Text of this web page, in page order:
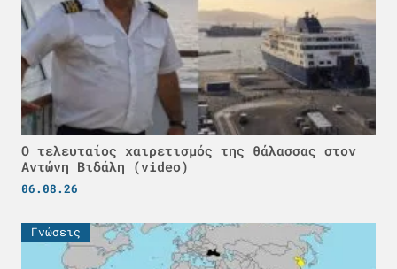
Ο τελευταίος χαιρετισμός της θάλασσας στον
Αντώνη Βιδάλη (video)
06.08.26
Γνώσεις